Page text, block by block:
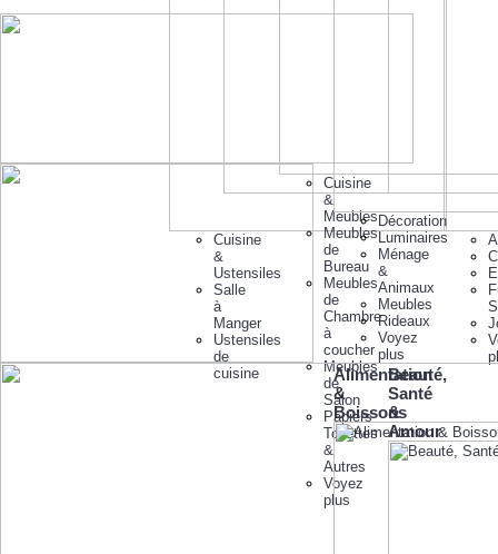
Cuisine
&
Ustensiles
Salle
à
Manger
Ustensiles
de
cuisine
Cuisine
&
Meubles
Meubles
de
Bureau
Meubles
de
Chambre
à
coucher
Meubles
de
Salon
Papiers
Toilettes
&
Autres
Voyez
plus
Décoration
Luminaires
Ménage
&
Animaux
Meubles
Rideaux
Voyez
plus
Alimentation
&
Boissons
Beauté,
Santé
&
Amour